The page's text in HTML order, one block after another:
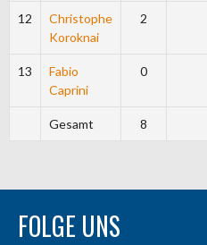
12
Christophe
Koroknai
2
13
Fabio
Caprini
0
Gesamt 8
FOLGE UNS